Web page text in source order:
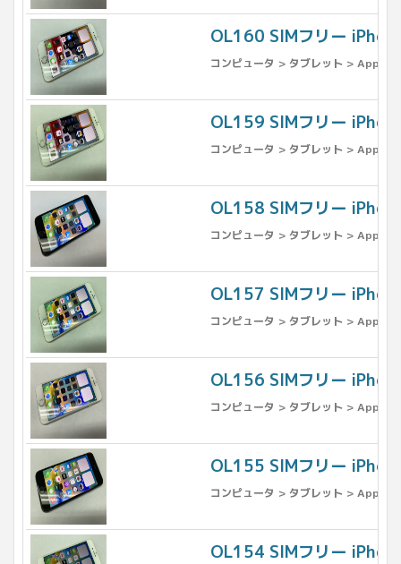
OL160 SIMフリー
コンピュータ > タブレット > Apple
OL159 SIMフリー
コンピュータ > タブレット > Apple
OL158 SIMフリー
コンピュータ > タブレット > Apple
OL157 SIMフリー
コンピュータ > タブレット > Apple
OL156 SIMフリー
コンピュータ > タブレット > Apple
OL155 SIMフリー
コンピュータ > タブレット > Apple
OL154 SIMフリー